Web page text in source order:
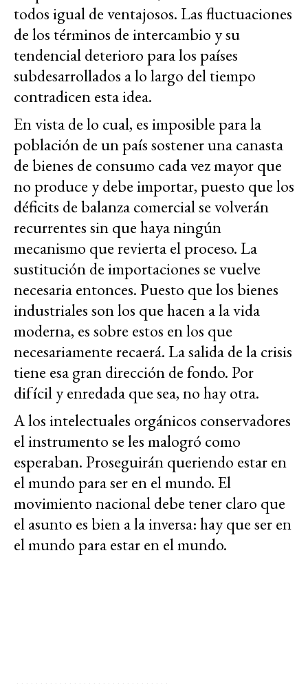
todos igual de ventajosos. Las fluctuaciones
de los términos de intercambio y su
tendencial deterioro para los países
subdesarrollados a lo largo del tiempo
contradicen esta idea.
En vista de lo cual, es imposible para la
población de un país sostener una canasta
de bienes de consumo cada vez mayor que
no produce y debe importar, puesto que los
déficits de balanza comercial se volverán
recurrentes sin que haya ningún
mecanismo que revierta el proceso. La
sustitución de importaciones se vuelve
necesaria entonces. Puesto que los bienes
industriales son los que hacen a la vida
moderna, es sobre estos en los que
necesariamente recaerá. La salida de la crisis
tiene esa gran dirección de fondo. Por
difícil y enredada que sea, no hay otra.
A los intelectuales orgánicos conservadores
el instrumento se les malogró como
esperaban. Proseguirán queriendo estar en
el mundo para ser en el mundo. El
movimiento nacional debe tener claro que
el asunto es bien a la inversa: hay que ser en
el mundo para estar en el mundo.